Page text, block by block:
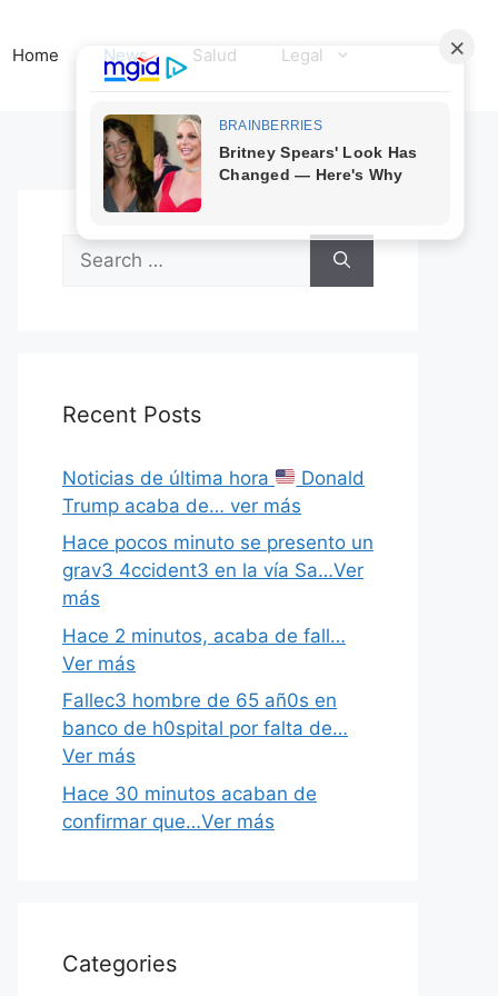
Home News Salud Legal
Search
for:
Recent Posts
Noticias de última hora
Donald
Trump acaba de… ver más
Hace pocos minuto se presento un
grav3 4ccident3 en la vía Sa…Ver
más
Hace 2 minutos, acaba de fall…
Ver más
Fallec3 hombre de 65 añ0s en
banco de h0spital por falta de…
Ver más
Hace 30 minutos acaban de
confirmar que…Ver más
Categories